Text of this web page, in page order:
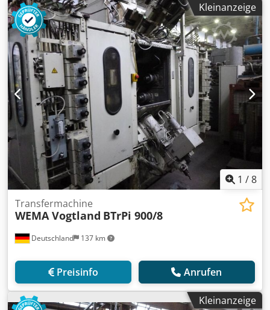
Kleinanzeige
1 /8
Deutschland 137 km
Transfermachine
WEMA Vogtland BTrPi 900/8
Preisinfo Anrufen
Kleinanzeige